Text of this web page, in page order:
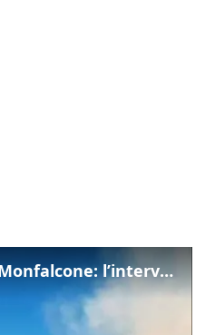
Incendio tra Duino e Monfalcone: l’intervento dei vigili del fuoco